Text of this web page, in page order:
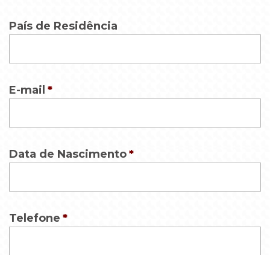
País de Residência
E-mail *
Data de Nascimento*
Format:
Telefone *